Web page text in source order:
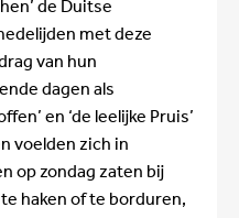
de Duitse
met deze
van hun
dagen als
en ‘de leelijke Pruis’
voelden zich in
op zondag zaten bij
haken of te borduren,